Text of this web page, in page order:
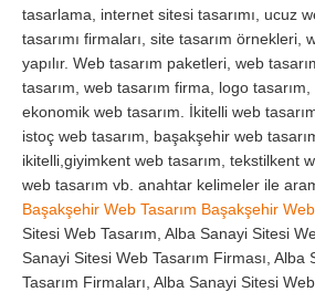
tasarlama, internet sitesi tasarımı, ucuz
tasarımı firmaları, site tasarım örnekleri,
yapılır. Web tasarım paketleri, web
tasarım, web tasarım firma, logo tasarım,
ekonomik web tasarım. İkitelli web
istoç web tasarım, başakşehir web
ikitelli,giyimkent web tasarım, tekstilkent
web tasarım vb. anahtar kelimeler ile
Başakşehir Web Tasarım Başakşehir
Sitesi Web Tasarım, Alba Sanayi Sitesi
Sanayi Sitesi Web Tasarım Firması, Alba
Tasarım Firmaları, Alba Sanayi Sitesi